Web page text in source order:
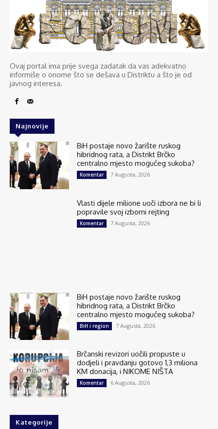
Ovaj portal ima prije svega zadatak da vas adekvatno
informiše o onome što se dešava u Distriktu a što je od
javnog interesa.
Najnovije
BiH postaje novo žarište ruskog
hibridnog rata, a Distrikt Brčko
centralno mjesto mogućeg sukoba?
Komentar 7 Augusta, 2026
Vlasti dijele milione uoči izbora ne bi li
popravile svoj izborni rejting
Komentar 7 Augusta, 2026
BiH postaje novo žarište ruskog
hibridnog rata, a Distrikt Brčko
centralno mjesto mogućeg sukoba?
BiH i region 7 Augusta, 2026
Brčanski revizori uočili propuste u
dodjeli i pravdanju gotovo 1,3 miliona
KM donacija, i NIKOME NIŠTA
Komentar 6 Augusta, 2026
Kategorije